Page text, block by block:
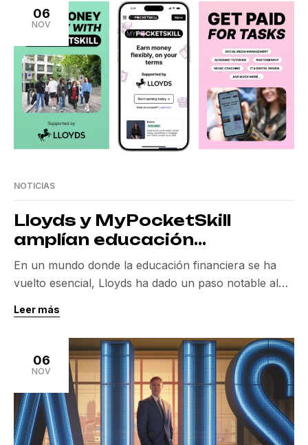
Banking Group, el 56% de los adultos ha recurrido a
IA en los últimos […]
06
NOV
NOTICIAS
Lloyds y MyPocketSkill
amplían educación
financiera para estudiantes
En un mundo donde la educación financiera se ha
vuelto esencial, Lloyds ha dado un paso notable al
plataforma está revolucionando la manera en que los
estudiantes aprenden sobre finanzas a través de un
método innovador, mejorando significativamente su
capacidad de ahorro y gestión financiera. La frase
clave aquí […]
Leer más
06
NOV